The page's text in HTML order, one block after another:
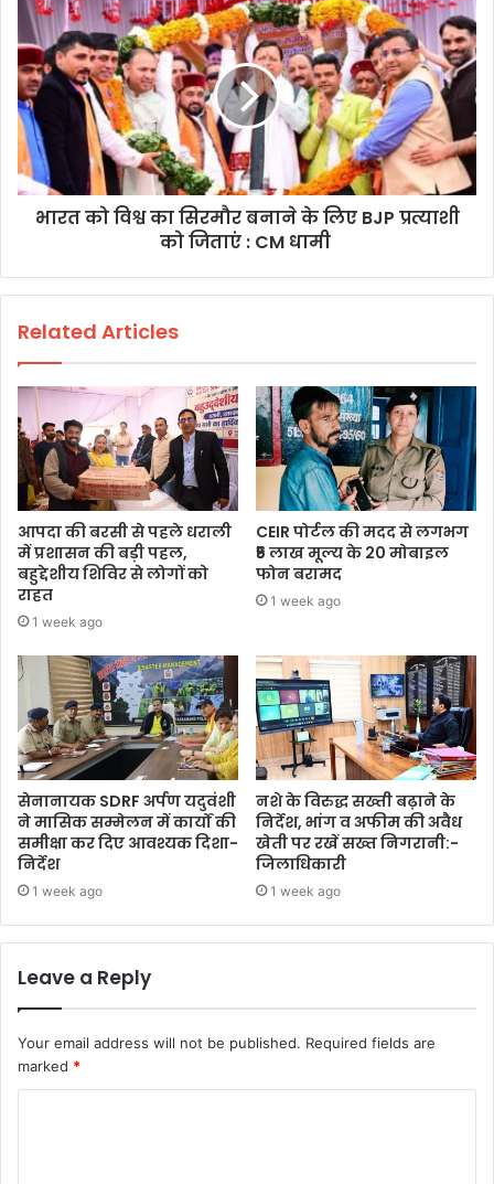
भारत को विश्व का सिरमौर बनाने के लिए BJP प्रत्याशी
को जिताएं : CM धामी
Related Articles
आपदा की बरसी से पहले धराली
में प्रशासन की बड़ी पहल,
बहुद्देशीय शिविर से लोगों को
राहत
1 week ago
CEIR पोर्टल की मदद से लगभग
₹5 लाख मूल्य के 20 मोबाइल
फोन बरामद
1 week ago
सेनानायक SDRF अर्पण यदुवंशी
ने मासिक सम्मेलन में कार्यों की
समीक्षा कर दिए आवश्यक दिशा-
निर्देश
1 week ago
नशे के विरुद्ध सख्ती बढ़ाने के
निर्देश, भांग व अफीम की अवैध
खेती पर रखें सख्त निगरानी:-
जिलाधिकारी
1 week ago
Leave a Reply
Your email address will not be published. Required fields are
marked *